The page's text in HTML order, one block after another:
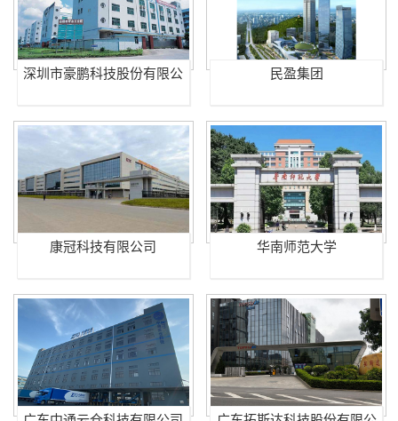
深圳市豪鹏科技股份有限公
民盈集团
康冠科技有限公司 华南师范大学